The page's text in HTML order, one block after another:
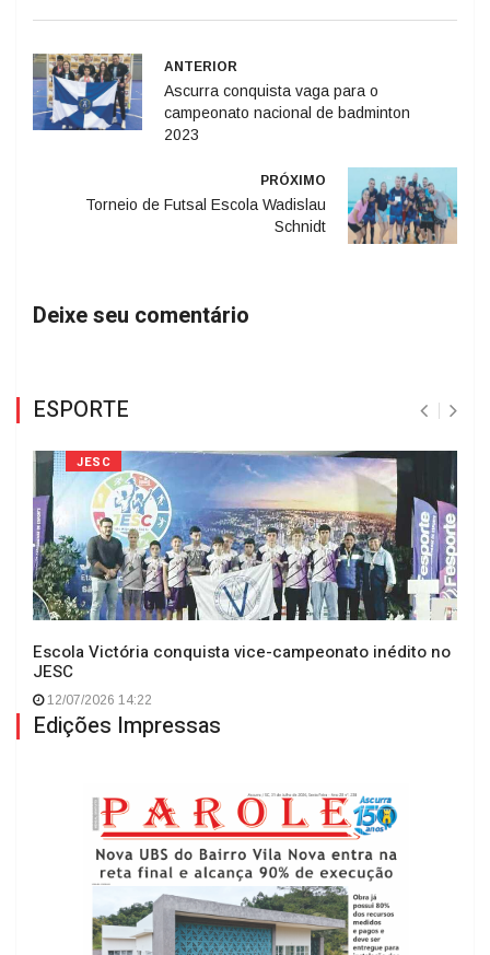
ANTERIOR
Ascurra conquista vaga para o
campeonato nacional de badminton
2023
PRÓXIMO
Torneio de Futsal Escola Wadislau
Schnidt
Deixe seu comentário
ESPORTE
JESC
Escola Victória conquista vice-campeonato inédito no
JESC
12/07/2026 14:22
Edições Impressas